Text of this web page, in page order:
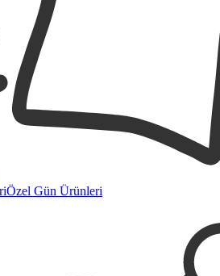
Özel Gün Ürünleri